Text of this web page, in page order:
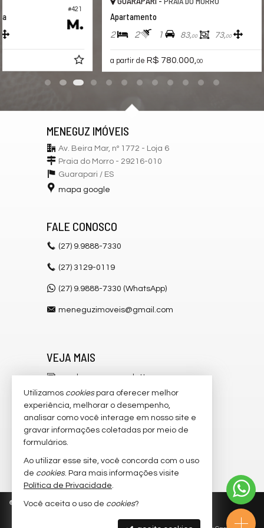
00 73,00
R$ 780.000, 00
MENEGUZ IMÓVEIS
Av. Beira Mar, nº 1772 - Loja 6
Praia do Morro - 29216-010
Guarapari / ES
mapa google
FALE CONOSCO
(27) 9.9888-7330
(27) 3129-0119
(27) 9.9888-7330 (WhatsApp)
meneguzimoveis@gmail.com
VEJA MAIS
receba nosso newsletter
cadastre seu imóvel
imóveis favoritos
mapa de imóveis
trabalhe conosco
© 2026 CRECI/ES 6.546-J Política de Privacidade
Utilizamos cookiespara oferecer melhor
experiência, melhorar o desempenho,
analisar como você interage em nosso site e
gravar informações coletadas por meio de
formulários.
Ao utilizar esse site, você concorda com o uso
de cookies. Para mais informações visite
Política de Privacidade.
Você aceita o uso de cookies?